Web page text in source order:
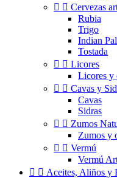
  Cervezas
Rubia
Trigo
Indian
Tostada
  Licores
Licores y
  Cavas y
Cavas
Sidras
  Zumos
Zumos y
  Vermú
Vermú
  Aceites, Aliños y